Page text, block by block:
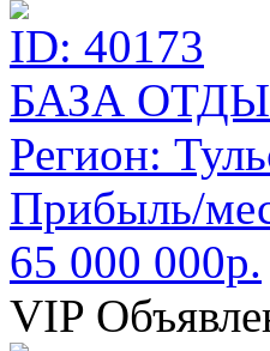
ID: 40173
БАЗА
Регион:
Прибыль/
65 000 000р.
VIP